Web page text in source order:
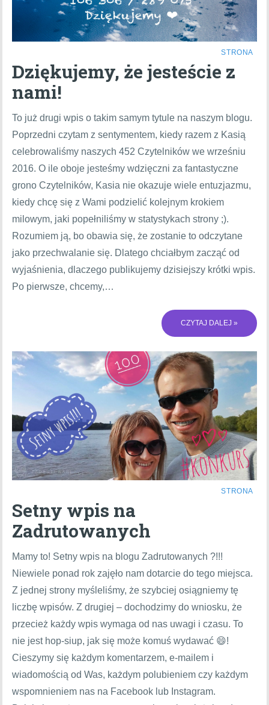
STRONA
Dziękujemy, że jesteście z
nami!
To już drugi wpis o takim samym tytule na naszym blogu.
Poprzedni czytam z sentymentem, kiedy razem z Kasią
celebrowaliśmy naszych 452 Czytelników we wrześniu
2016. O ile oboje jesteśmy wdzięczni za fantastyczne
grono Czytelników, Kasia nie okazuje wiele entuzjazmu,
kiedy chcę się z Wami podzielić kolejnym krokiem
milowym, jaki popełniliśmy w statystykach strony ;).
Rozumiem ją, bo obawia się, że zostanie to odczytane
jako przechwalanie się. Dlatego chciałbym zacząć od
wyjaśnienia, dlaczego publikujemy dzisiejszy krótki wpis.
Po pierwsze, chcemy,…
CZYTAJ DALEJ »
STRONA
Setny wpis na
Zadrutowanych
Mamy to! Setny wpis na blogu Zadrutowanych ?!!!
Niewiele ponad rok zajęło nam dotarcie do tego miejsca.
Z jednej strony myśleliśmy, że szybciej osiągniemy tę
liczbę wpisów. Z drugiej – dochodzimy do wniosku, że
przecież każdy wpis wymaga od nas uwagi i czasu. To
nie jest hop-siup, jak się może komuś wydawać 😄!
Cieszymy się każdym komentarzem, e-mailem i
wiadomością od Was, każdym polubieniem czy każdym
wspomnieniem nas na Facebook lub Instagram.